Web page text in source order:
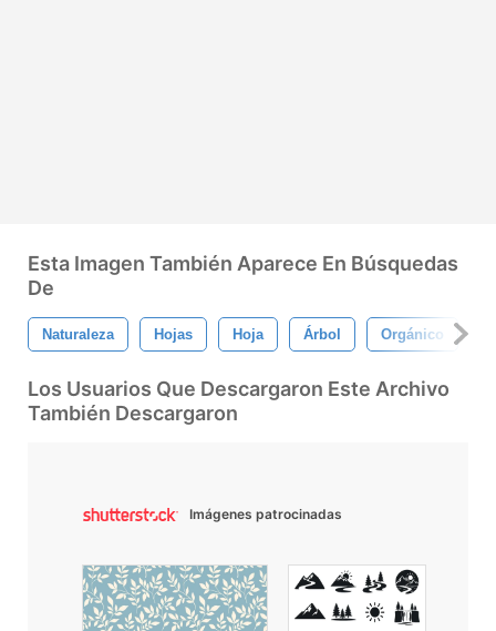
Esta Imagen También Aparece En Búsquedas
De
Naturaleza Hojas Hoja Árbol Orgánico
Los Usuarios Que Descargaron Este Archivo
También Descargaron
Imágenes patrocinadas